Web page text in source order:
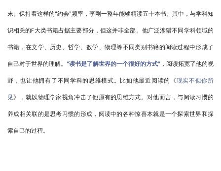
末。保持着这样的“约会”频率，李刚一整年能够精读五十本书。其中，与学科知
识相关的F 大类书籍占据主要部分，但这并非全部。他广泛涉猎不同学科领域的
书籍，在文学、历史、哲学、数学、物理等不同类别书籍的阅读过程中形成了
自己对于世界的理解。 “读书是了解世界的一个很好的方式” ，阅读拓宽了他的视
野，也让他拥有了不同学科的思维模式。比如他最近阅读的《现实不似你所
见》，就以物理学家视角冲击了他原有的思维方式。对他而言，与阅读习惯的
养成相关联的是思考习惯的形成，阅读中的各种惊喜本就是一个探索世界和探
索自己的过程。